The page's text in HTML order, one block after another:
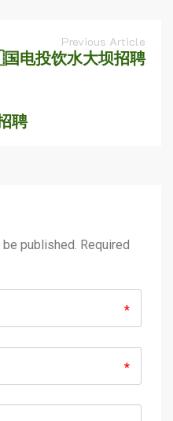
Previous Article
电投饮水大坝招聘
聘
published. Required
*
*